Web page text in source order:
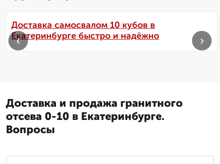
Доставка самосвалом 10 кубов в
Екатеринбурге быстро и надёжно
‹ ›
Доставка и продажа гранитного
отсева 0-10 в Екатеринбурге.
Вопросы